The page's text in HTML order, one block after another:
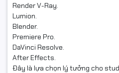
Render V-Ray.
Lumion.
Blender.
Premiere Pro.
DaVinci Resolve.
After Effects.
Đây là lựa chọn lý tưởng cho